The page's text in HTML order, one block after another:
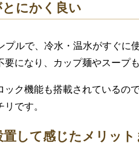
にかく良い
プルで、冷水・温水がすぐに
要になり、カップ麺やスープ
ック機能も搭載されているの
です。
置して感じたメリット